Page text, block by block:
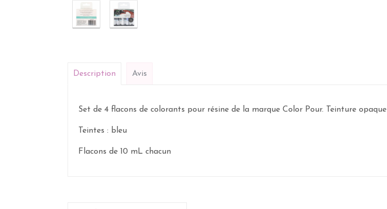
Description Avis
Set de 4 flacons de colorants pour résine de la marque Color Pour. Teinture opaque
Teintes : bleu
Flacons de 10 mL chacun